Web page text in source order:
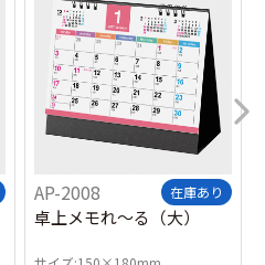
AP-2008 在庫あり
卓上メモれ～る（大）